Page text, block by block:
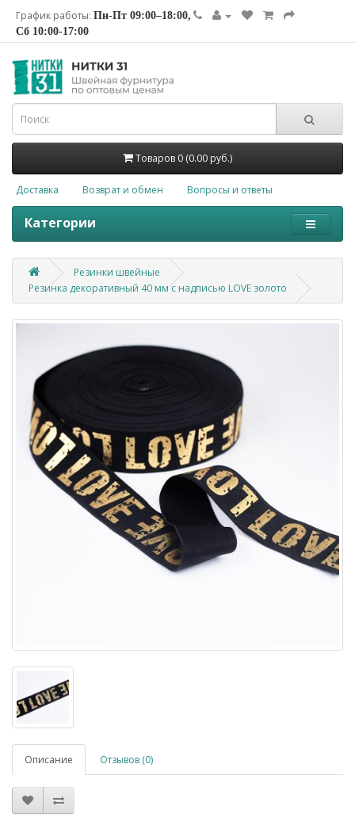
График работы: Пн-Пт 09:00–18:00,
Сб 10:00-17:00
Товаров 0 (0.00 руб.)
Доставка Возврат и обмен Вопросы и ответы
Категории
Резинки швейные
Резинка декоративный 40 мм с надписью LOVE золото
Описание Отзывов (0)